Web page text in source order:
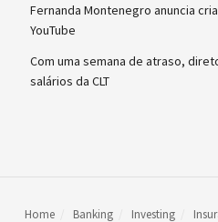
Fernanda Montenegro anuncia
YouTube
Com uma semana de atraso,
salários da CLT
Home Banking Investing